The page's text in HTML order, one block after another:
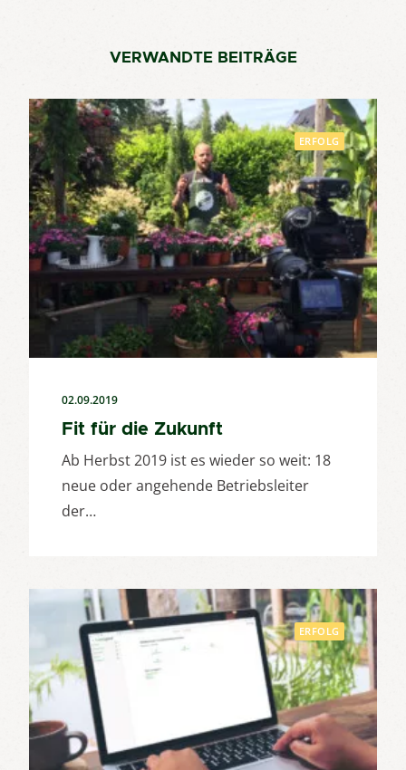
VERWANDTE BEITRÄGE
ERFOLG
02.09.2019
Fit für die Zukunft
Ab Herbst 2019 ist es wieder so weit: 18
neue oder angehende Betriebsleiter
der…
ERFOLG